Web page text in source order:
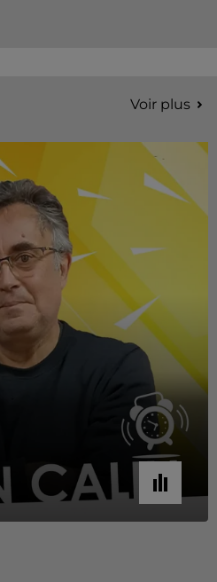
Voir plus